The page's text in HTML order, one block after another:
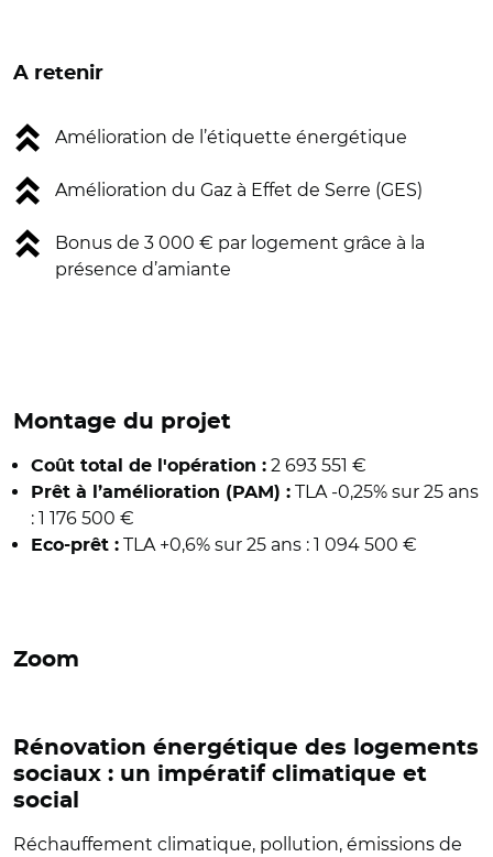
A retenir
Amélioration de l’étiquette énergétique
Amélioration du Gaz à Effet de Serre (GES)
Bonus de 3 000 € par logement grâce à la
présence d’amiante
Montage du projet
Coût total de l'opération : 2 693 551 €
Prêt à l’amélioration (PAM) : TLA -0,25% sur 25 ans
: 1 176 500 €
Eco-prêt : TLA +0,6% sur 25 ans : 1 094 500 €
Zoom
Rénovation énergétique des logements
sociaux : un impératif climatique et
social
Réchauffement climatique, pollution, émissions de